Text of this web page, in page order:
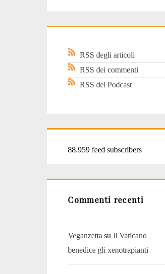
RSS degli articoli
RSS dei commenti
RSS dei Podcast
88.959 feed subscribers
Commenti recenti
Veganzetta suIl Vaticano
benedice gli xenotrapianti